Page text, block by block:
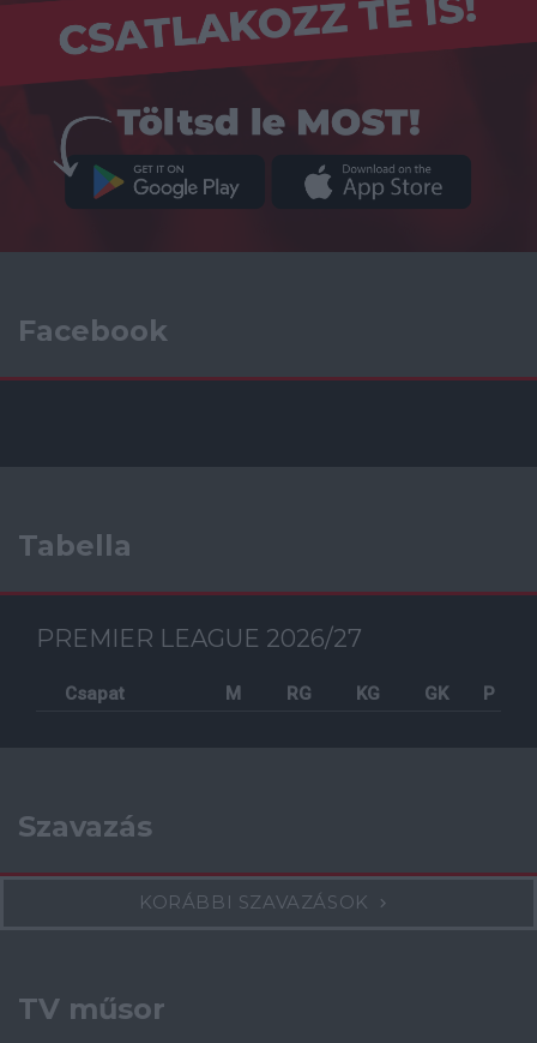
Facebook
Tabella
PREMIER LEAGUE 2026/27
Csapat M RG KG GK P
Szavazás
KORÁBBI SZAVAZÁSOK
TV műsor